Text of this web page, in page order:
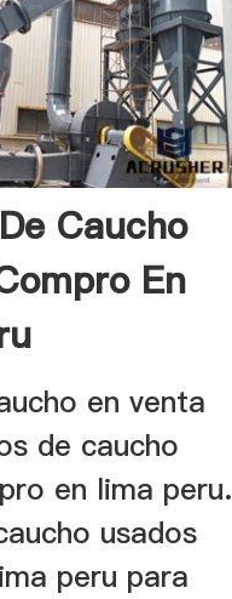
Caucho
En
en venta
de caucho
en lima peru.
usados
peru para